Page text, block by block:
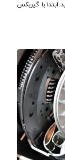
ابتدا با گیربکس